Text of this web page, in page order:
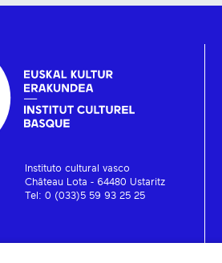
Instituto cultural vasco
Château Lota - 64480 Ustaritz
Tel: 0 (033)5 59 93 25 25